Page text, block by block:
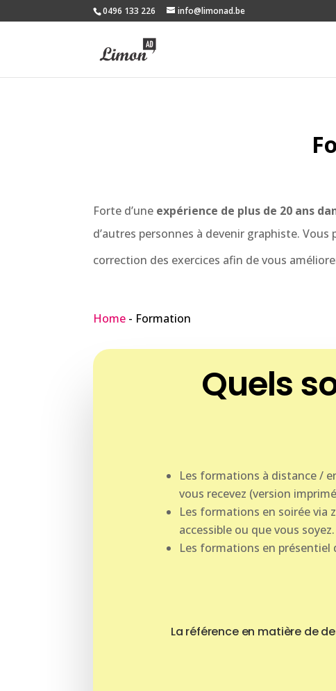
0496 133 226 info@limonad.be
Forte d’une expérience de plus de 20 ans
d’autres personnes à devenir graphiste. Vous
correction des exercices afin de vous
Home - Formation
Quels
Les formations à distance /
vous recevez (version
Les formations en soirée via
accessible ou que vous soyez.
Les formations en présentiel
La référence en matière de